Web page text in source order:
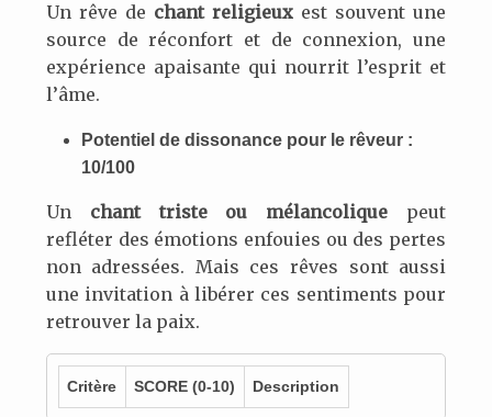
Un rêve de chant religieux est souvent une
source de réconfort et de connexion, une
expérience apaisante qui nourrit l’esprit et
l’âme.
Potentiel de dissonance pour le rêveur :
10/100
Un chant triste ou mélancolique peut
refléter des émotions enfouies ou des pertes
non adressées. Mais ces rêves sont aussi
une invitation à libérer ces sentiments pour
retrouver la paix.
Critère SCORE (0-10) Description